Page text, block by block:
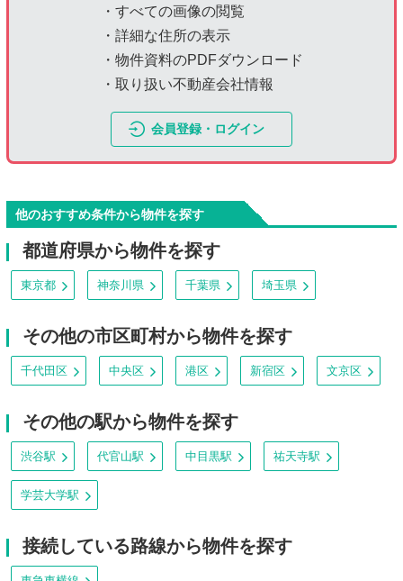
・すべての画像の閲覧
・詳細な住所の表示
・物件資料のPDFダウンロード
・取り扱い不動産会社情報
会員登録・ログイン
他のおすすめ条件から物件を探す
都道府県から物件を探す
東京都 神奈川県 千葉県 埼玉県
その他の市区町村から物件を探す
千代田区 中央区 港区 新宿区 文京区
その他の駅から物件を探す
渋谷駅 代官山駅 中目黒駅 祐天寺駅
学芸大学駅
接続している路線から物件を探す